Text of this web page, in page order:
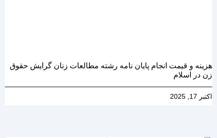
هزینه و قیمت انجام پایان نامه رشته مطالعات زنان گرایش حقوق
زن در اسلام
اکتبر 17, 2025